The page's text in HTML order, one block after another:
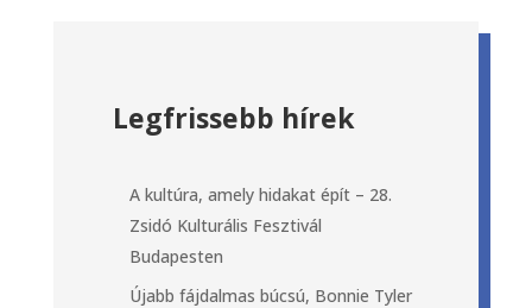
Legfrissebb hírek
A kultúra, amely hidakat épít – 28.
Zsidó Kulturális Fesztivál
Budapesten
Újabb fájdalmas búcsú, Bonnie Tyler